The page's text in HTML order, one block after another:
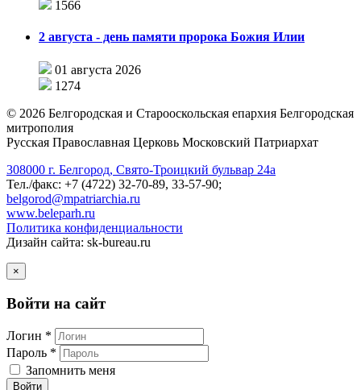
1566
2 августа - день памяти пророка Божия Илии
01 августа 2026
1274
© 2026 Белгородская и Старооскольская епархия Белгородская
митрополия
Русская Православная Церковь Московский Патриархат
308000 г. Белгород, Свято-Троицкий бульвар 24а
Тел./факс: +7 (4722) 32-70-89, 33-57-90;
belgorod@mpatriarchia.ru
www.beleparh.ru
Политика конфиденциальности
Дизайн сайта: sk-bureau.ru
×
Войти на сайт
Логин *
Пароль *
Запомнить меня
Войти